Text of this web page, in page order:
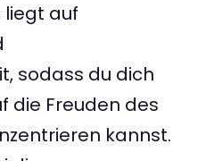
liegt auf
sodass du dich
die Freuden des
kannst.